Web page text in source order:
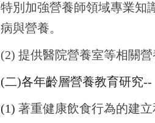
特別加強營養師領域專業知
病與營養。
(2) 提供醫院營養室等相關
(二)各年齡層營養教育研究--
(1) 著重健康飲食行為的建